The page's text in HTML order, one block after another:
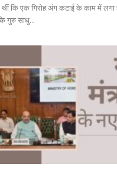
थीं कि एक गिरोह अंग कटाई के काम में
गुरु साधु...